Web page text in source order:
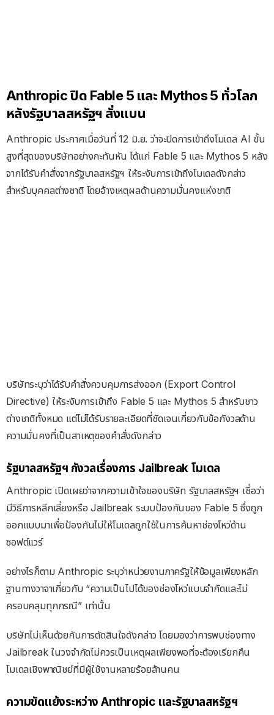
Anthropic ปิด Fable 5 และ Mythos 5 ทั่วโลก
หลังรัฐบาลสหรัฐฯ สั่งแบน
Anthropic ประกาศเมื่อวันที่ 12 มิ.ย. ว่าจะปิดการเข้าถึงโมเดล AI ขั้น
สูงที่สุดของบริษัทอย่างกะทันหัน ได้แก่ Fable 5 และ Mythos 5 หลัง
จากได้รับคำสั่งจากรัฐบาลสหรัฐฯ ให้ระงับการเข้าถึงโมเดลดังกล่าว
สำหรับบุคคลต่างชาติ โดยอ้างเหตุผลด้านความมั่นคงแห่งชาติ
บริษัทระบุว่าได้รับคำสั่งควบคุมการส่งออก (Export Control
Directive) ให้ระงับการเข้าถึง Fable 5 และ Mythos 5 สำหรับชาว
ต่างชาติทั้งหมด แต่ไม่ได้รับรายละเอียดที่ชัดเจนเกี่ยวกับข้อกังวลด้าน
ความมั่นคงที่เป็นสาเหตุของคำสั่งดังกล่าว
รัฐบาลสหรัฐฯ กังวลเรื่องการ Jailbreak โมเดล
Anthropic เปิดเผยว่าจากความเข้าใจของบริษัท รัฐบาลสหรัฐฯ เชื่อว่า
มีวิธีการหลีกเลี่ยงหรือ Jailbreak ระบบป้องกันของ Fable 5 ซึ่งถูก
ออกแบบมาเพื่อป้องกันไม่ให้โมเดลถูกใช้ในการค้นหาช่องโหว่ด้าน
ซอฟต์แวร์
อย่างไรก็ตาม Anthropic ระบุว่าหน่วยงานภาครัฐให้ข้อมูลเพียงหลัก
ฐานทางวาจาเกี่ยวกับ “ความเป็นไปได้ของช่องโหว่แบบจำกัดและไม่
ครอบคลุมทุกกรณี” เท่านั้น
บริษัทไม่เห็นด้วยกับการตัดสินใจดังกล่าว โดยมองว่าการพบช่องทาง
Jailbreak ในวงจำกัดไม่ควรเป็นเหตุผลเพียงพอที่จะต้องเรียกคืน
โมเดลเชิงพาณิชย์ที่มีผู้ใช้งานหลายร้อยล้านคน
ความขัดแย้งระหว่าง Anthropic และรัฐบาลสหรัฐฯ